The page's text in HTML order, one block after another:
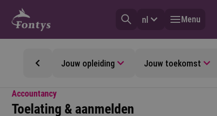
nl Menu
Jouw opleiding Jouw toekomst
Accountancy
Toelating & aanmelden